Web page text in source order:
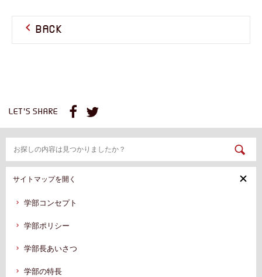
BACK
LET'S SHARE
サイトマップを開く
学部コンセプト
学部ポリシー
学部⻑あいさつ
学部の特⻑